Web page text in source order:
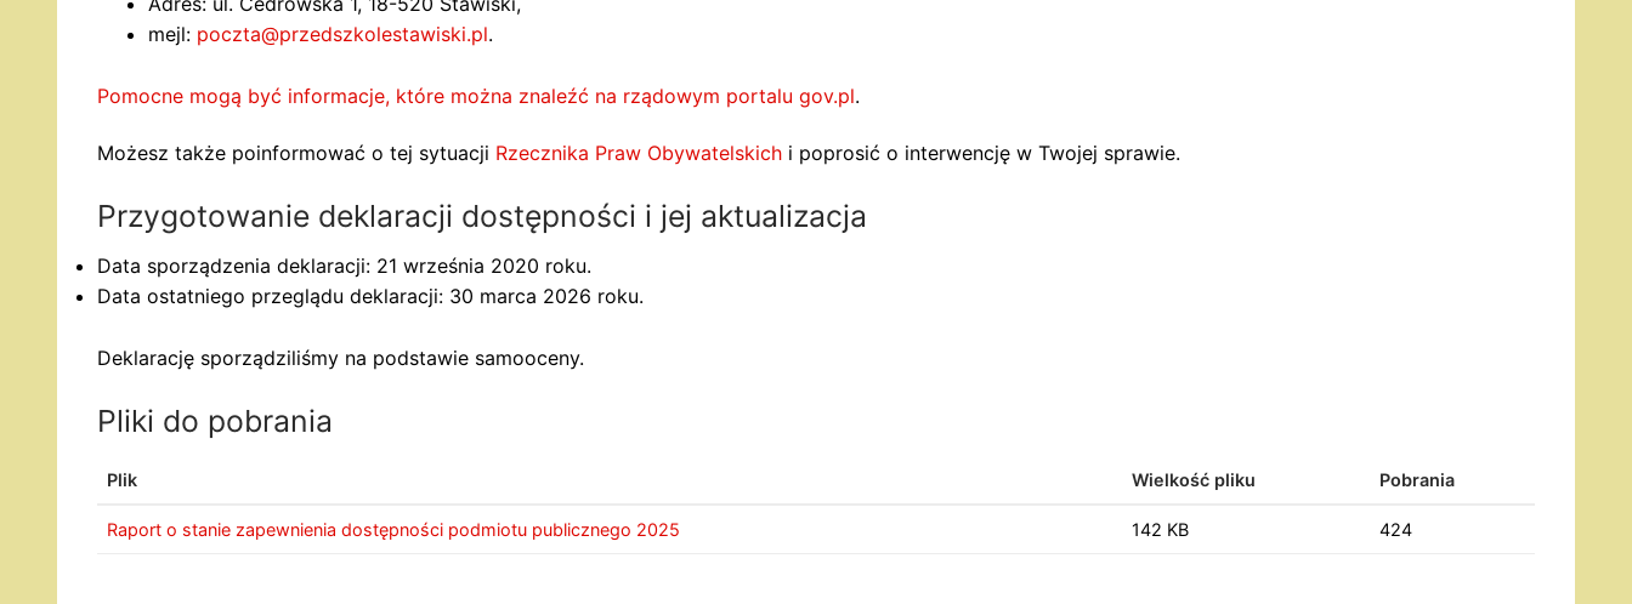
mejl: poczta@przedszkolestawiski.pl.
Pomocne mogą być informacje, które można znaleźć na rządowym portalu gov.pl.
Możesz także poinformować o tej sytuacji Rzecznika Praw Obywatelskich i poprosić o interwencję w Twojej sprawie.
Przygotowanie deklaracji dostępności i jej aktualizacja
Data sporządzenia deklaracji: 21 września 2020 roku.
Data ostatniego przeglądu deklaracji: 30 marca 2026 roku.
Deklarację sporządziliśmy na podstawie samooceny.
Pliki do pobrania
Plik Wielkość pliku Pobrania
Raport o stanie zapewnienia dostępności podmiotu publicznego 2025 142 KB 424